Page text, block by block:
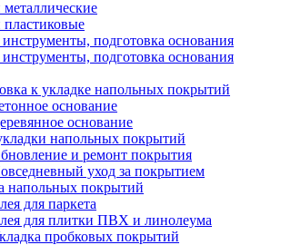
подготовка основания
подготовка основания
к укладке напольных покрытий
основание
основание
напольных покрытий
и ремонт покрытия
уход за покрытием
напольных покрытий
для паркета
для плитки ПВХ и линолеума
пробковых покрытий